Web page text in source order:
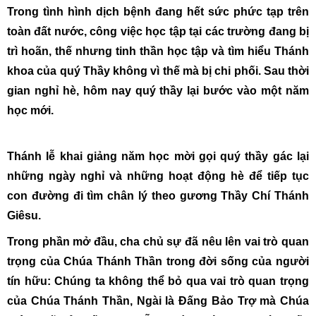
Trong tình hình dịch bệnh đang hết sức phức tạp trên
toàn đất nước, công việc học tập tại các trường đang bị
trì hoãn, thế nhưng tinh thần học tập và tìm hiểu Thánh
khoa của quý Thầy không vì thế mà bị chi phối. Sau thời
gian nghỉ hè, hôm nay quý thầy lại bước vào một năm
học mới.
Thánh lễ khai giảng năm học mời gọi quý thầy gác lại
những ngày nghỉ và những hoạt động hè để tiếp tục
con đường đi tìm chân lý theo gương Thầy Chí Thánh
Giêsu.
Trong phần mở đầu, cha chủ sự đã nêu lên vai trò quan
trọng của Chúa Thánh Thần trong đời sống của người
tín hữu: Chúng ta không thể bỏ qua vai trò quan trọng
của Chúa Thánh Thần, Ngài là Đấng Bảo Trợ mà Chúa